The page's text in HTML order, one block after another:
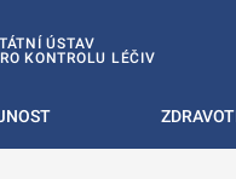
ÚSTAV
KONTROLU LÉČIV